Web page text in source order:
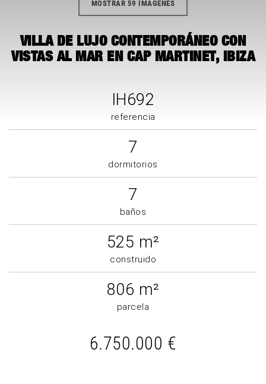
MOSTRAR 59 IMÁGENES
VILLA DE LUJO CONTEMPORÁNEO CON
VISTAS AL MAR EN CAP MARTINET, IBIZA
IH692
referencia
7
dormitorios
7
baños
525 m²
construido
806 m²
parcela
6.750.000 €